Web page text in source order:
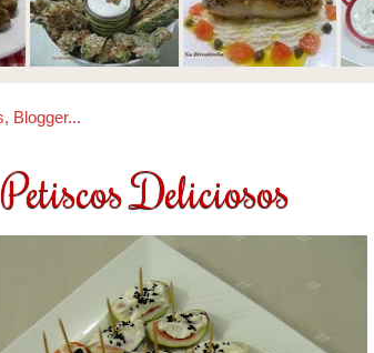
Petiscos Deliciosos